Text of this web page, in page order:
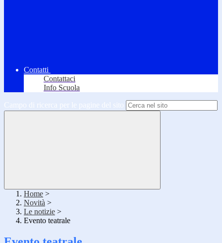
Contatti
Contattaci
Info Scuola
Campo di ricerca per le pagine del sito
Home >
Novità >
Le notizie >
Evento teatrale